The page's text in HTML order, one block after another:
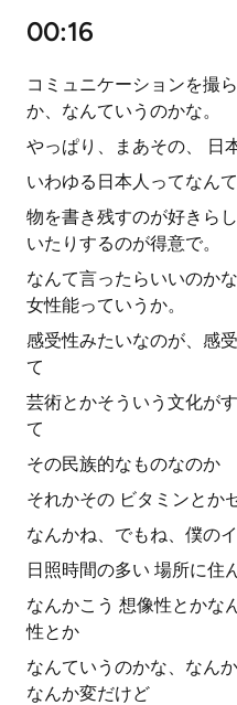
00:16
コミュニケーションを撮
か、なんていうのかな。
やっぱり、まあその、 日
いわゆる日本人ってなん
物を書き残すのが好きら
いたりするのが得意で。
なんて言ったらいいのか
女性能っていうか。
感受性みたいなのが、感
て
芸術とかそういう文化が
て
その民族的なものなのか
それかその ビタミンとか
なんかね、でもね、僕の
日照時間の多い 場所に住
なんかこう 想像性とかな
性とか
なんていうのかな、なん
なんか変だけど